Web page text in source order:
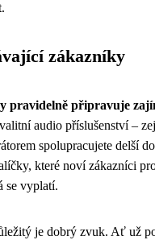
zákazníky
pravidelně připravuje
audio příslušenství –
spolupracujete delší
které noví zákazníci
se vyplatí.
je dobrý zvuk. Ať už